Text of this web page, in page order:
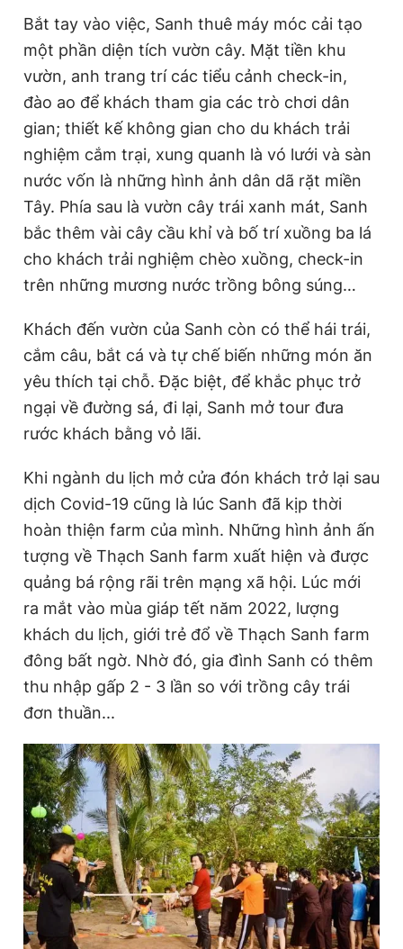
Bắt tay vào việc, Sanh thuê máy móc cải tạo
một phần diện tích vườn cây. Mặt tiền khu
vườn, anh trang trí các tiểu cảnh check-in,
đào ao để khách tham gia các trò chơi dân
gian; thiết kế không gian cho du khách trải
nghiệm cắm trại, xung quanh là vó lưới và sàn
nước vốn là những hình ảnh dân dã rặt miền
Tây. Phía sau là vườn cây trái xanh mát, Sanh
bắc thêm vài cây cầu khỉ và bố trí xuồng ba lá
cho khách trải nghiệm chèo xuồng, check-in
trên những mương nước trồng bông súng…
Khách đến vườn của Sanh còn có thể hái trái,
cắm câu, bắt cá và tự chế biến những món ăn
yêu thích tại chỗ. Đặc biệt, để khắc phục trở
ngại về đường sá, đi lại, Sanh mở tour đưa
rước khách bằng vỏ lãi.
Khi ngành du lịch mở cửa đón khách trở lại sau
dịch Covid-19 cũng là lúc Sanh đã kịp thời
hoàn thiện farm của mình. Những hình ảnh ấn
tượng về Thạch Sanh farm xuất hiện và được
quảng bá rộng rãi trên mạng xã hội. Lúc mới
ra mắt vào mùa giáp tết năm 2022, lượng
khách du lịch, giới trẻ đổ về Thạch Sanh farm
đông bất ngờ. Nhờ đó, gia đình Sanh có thêm
thu nhập gấp 2 - 3 lần so với trồng cây trái
đơn thuần...